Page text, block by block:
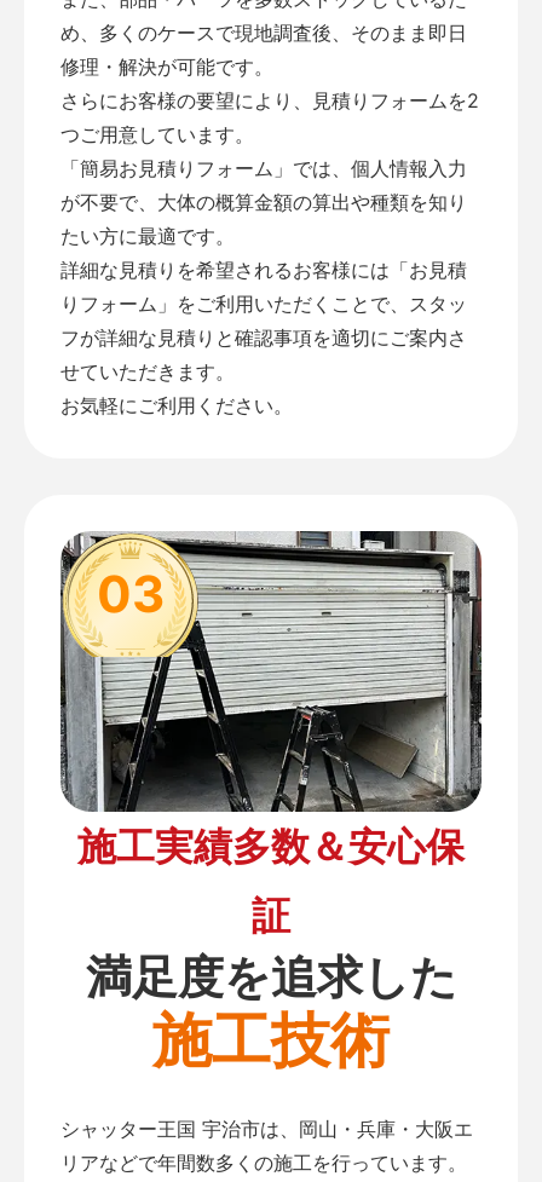
め、多くのケースで現地調査後、そのまま即日
修理・解決が可能です。
さらにお客様の要望により、見積りフォームを2
つご用意しています。
「簡易お見積りフォーム 」では、個人情報入力
が不要で、大体の概算金額の算出や種類を知り
たい方に最適です。
詳細な見積りを希望されるお客様には「お見積
りフォーム 」をご利用いただくことで、スタッ
フが詳細な見積りと確認事項を適切にご案内さ
せていただきます。
お気軽にご利用ください。
03
施工実績多数＆安心保
証
満足度を追求した
施工技術
シャッター王国 宇治市は、岡山・兵庫・大阪エ
リアなどで年間数多くの施工を行っています。